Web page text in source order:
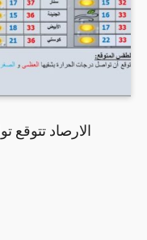
الارصاد تتوقع